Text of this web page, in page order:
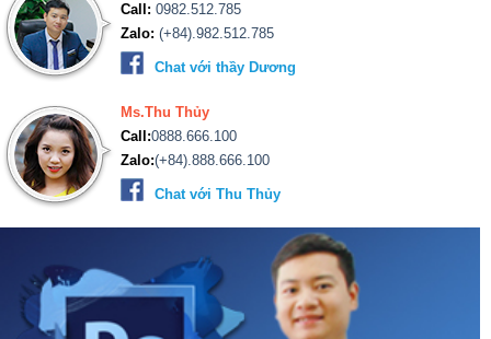
Call: 0982.512.785
Zalo: (+84).982.512.785
Chat với thầy Dương
Ms.Thu Thủy
Call:0888.666.100
Zalo:(+84).888.666.100
Chat với Thu Thủy